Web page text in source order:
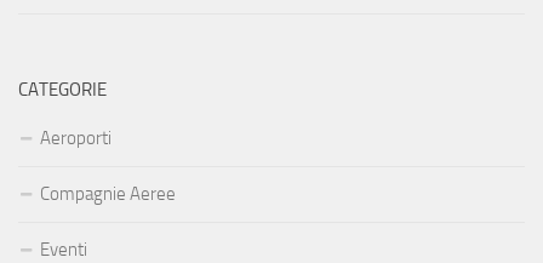
CATEGORIE
Aeroporti
Compagnie Aeree
Eventi